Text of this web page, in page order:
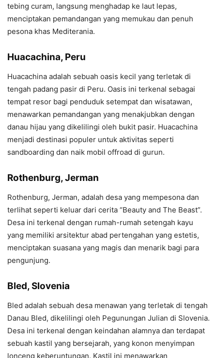
tebing curam, langsung menghadap ke laut lepas,
menciptakan pemandangan yang memukau dan penuh
pesona khas Mediterania.
Huacachina, Peru
Huacachina adalah sebuah oasis kecil yang terletak di
tengah padang pasir di Peru. Oasis ini terkenal sebagai
tempat resor bagi penduduk setempat dan wisatawan,
menawarkan pemandangan yang menakjubkan dengan
danau hijau yang dikelilingi oleh bukit pasir. Huacachina
menjadi destinasi populer untuk aktivitas seperti
sandboarding dan naik mobil offroad di gurun.
Rothenburg, Jerman
Rothenburg, Jerman, adalah desa yang mempesona dan
terlihat seperti keluar dari cerita “Beauty and The Beast”.
Desa ini terkenal dengan rumah-rumah setengah kayu
yang memiliki arsitektur abad pertengahan yang estetis,
menciptakan suasana yang magis dan menarik bagi para
pengunjung.
Bled, Slovenia
Bled adalah sebuah desa menawan yang terletak di tengah
Danau Bled, dikelilingi oleh Pegunungan Julian di Slovenia.
Desa ini terkenal dengan keindahan alamnya dan terdapat
sebuah kastil yang bersejarah, yang konon menyimpan
lonceng keberuntungan. Kastil ini menawarkan